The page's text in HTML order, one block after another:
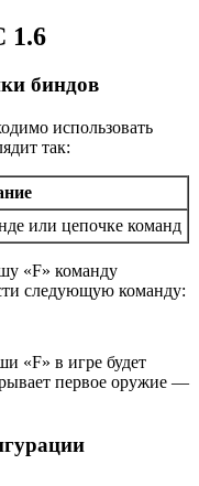
1.6
биндов
использовать
так:
или цепочке команд
«F» команду
следующую команду:
«F» в игре будет
первое оружие —